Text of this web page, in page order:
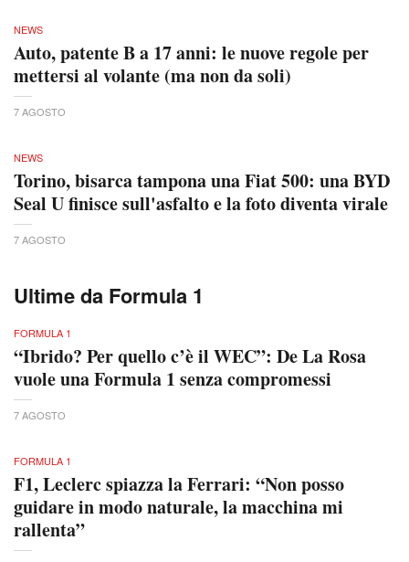
NEWS
Auto, patente B a 17 anni: le nuove regole per
mettersi al volante (ma non da soli)
7 AGOSTO
NEWS
Torino, bisarca tampona una Fiat 500: una BYD
Seal U finisce sull'asfalto e la foto diventa virale
7 AGOSTO
Ultime da Formula 1
FORMULA 1
“Ibrido? Per quello c’è il WEC”: De La Rosa
vuole una Formula 1 senza compromessi
7 AGOSTO
FORMULA 1
F1, Leclerc spiazza la Ferrari: “Non posso
guidare in modo naturale, la macchina mi
rallenta”